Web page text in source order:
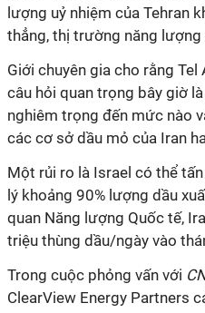
lượng uỷ nhiệm của Tehran
thẳng, thị trường năng
Giới chuyên gia cho rằng
câu hỏi quan trọng bây giờ
nghiêm trọng đến mức nào
các cơ sở dầu mỏ của Iran
Một rủi ro là Israel có thể
lý khoảng 90% lượng dầu
quan Năng lượng Quốc tế,
triệu thùng dầu/ngày vào
Trong cuộc phỏng vấn với
ClearView Energy Partners